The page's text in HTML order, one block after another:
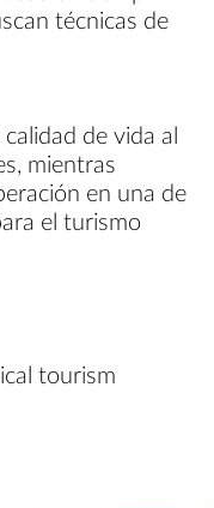
técnicas de
de vida al
mientras
en una de
el turismo